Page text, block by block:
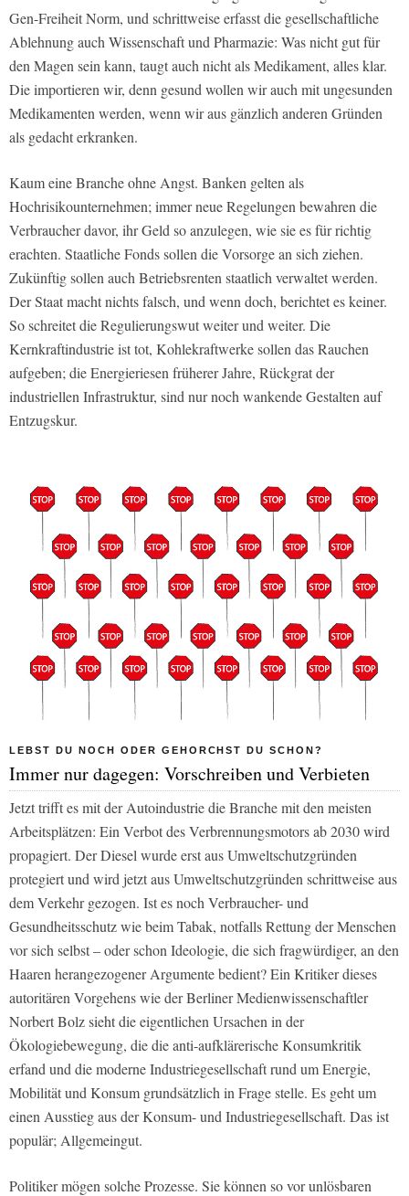
Gen-Freiheit Norm, und schrittweise erfasst die gesellschaftliche
Ablehnung auch Wissenschaft und Pharmazie: Was nicht gut für
den Magen sein kann, taugt auch nicht als Medikament, alles klar.
Die importieren wir, denn gesund wollen wir auch mit ungesunden
Medikamenten werden, wenn wir aus gänzlich anderen Gründen
als gedacht erkranken.
Kaum eine Branche ohne Angst. Banken gelten als
Hochrisikounternehmen; immer neue Regelungen bewahren die
Verbraucher davor, ihr Geld so anzulegen, wie sie es für richtig
erachten. Staatliche Fonds sollen die Vorsorge an sich ziehen.
Zukünftig sollen auch Betriebsrenten staatlich verwaltet werden.
Der Staat macht nichts falsch, und wenn doch, berichtet es keiner.
So schreitet die Regulierungswut weiter und weiter. Die
Kernkraftindustrie ist tot, Kohlekraftwerke sollen das Rauchen
aufgeben; die Energieriesen früherer Jahre, Rückgrat der
industriellen Infrastruktur, sind nur noch wankende Gestalten auf
Entzugskur.
LEBST DU NOCH ODER GEHORCHST DU SCHON?
Immer nur dagegen: Vorschreiben und Verbieten
Jetzt trifft es mit der Autoindustrie die Branche mit den meisten
Arbeitsplätzen: Ein Verbot des Verbrennungsmotors ab 2030 wird
propagiert. Der Diesel wurde erst aus Umweltschutzgründen
protegiert und wird jetzt aus Umweltschutzgründen schrittweise aus
dem Verkehr gezogen. Ist es noch Verbraucher- und
Gesundheitsschutz wie beim Tabak, notfalls Rettung der Menschen
vor sich selbst – oder schon Ideologie, die sich fragwürdiger, an den
Haaren herangezogener Argumente bedient? Ein Kritiker dieses
autoritären Vorgehens wie der Berliner Medienwissenschaftler
Norbert Bolz sieht die eigentlichen Ursachen in der
Ökologiebewegung, die die anti-aufklärerische Konsumkritik
erfand und die moderne Industriegesellschaft rund um Energie,
Mobilität und Konsum grundsätzlich in Frage stelle. Es geht um
einen Ausstieg aus der Konsum- und Industriegesellschaft. Das ist
populär; Allgemeingut.
Politiker mögen solche Prozesse. Sie können so vor unlösbaren